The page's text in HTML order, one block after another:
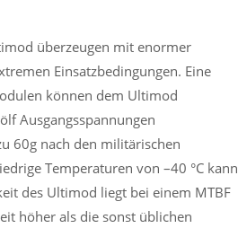
überzeugen mit enormer
Einsatzbedingungen. Eine
können dem Ultimod
Ausgangsspannungen
60g nach den militärischen
Temperaturen von –40 °C kann
des Ultimod liegt bei einem MTBF
höher als die sonst üblichen